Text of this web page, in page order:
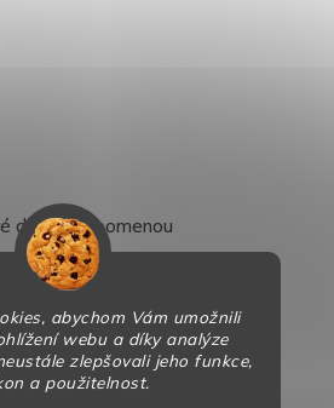
abychom Vám umožnili
webu a díky analýze
zlepšovali jeho funkce,
a použitelnost.
děti nezapomenou
smile.cz. Všechna práva vyhrazena.